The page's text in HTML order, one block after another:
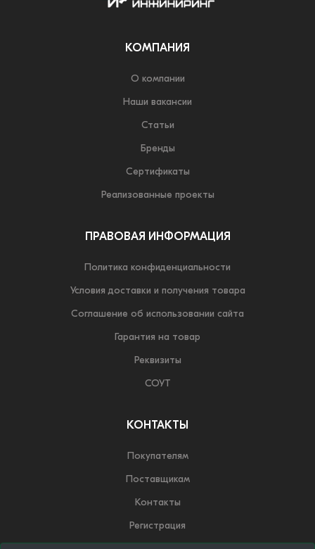
КОМПАНИЯ
О компании
Наши вакансии
Статьи
Бренды
Сертификаты
Реализованные проекты
ПРАВОВАЯ ИНФОРМАЦИЯ
Политика конфиденциальности
Условия доставки и получения товара
Соглашение об использовании сайта
Гарантия на товар
Реквизиты
СОУТ
КОНТАКТЫ
Покупателям
Поставщикам
Контакты
Регистрация